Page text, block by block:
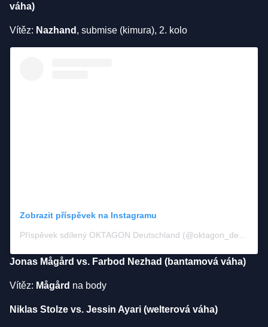
váha)
Vítěz: Nazhand , submise (kimura), 2. kolo
Zobrazit příspěvek na Instagramu
Jonas Mågård vs. Farbod Nezhad (bantamová váha)
Vítěz: Mågård na body
Niklas Stolze vs. Jessin Ayari (welterová váha)